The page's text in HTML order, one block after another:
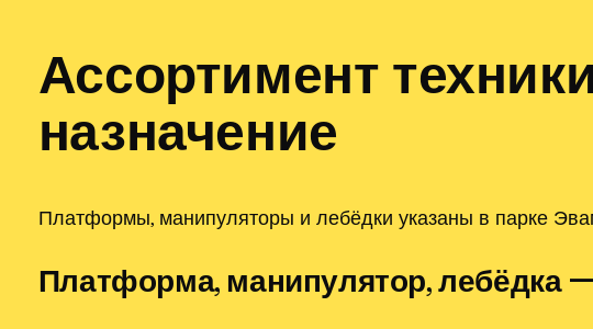
Ассортимент
назначение
Платформы, манипуляторы и лебёдки указаны в парке
Платформа, манипулятор, лебёдка